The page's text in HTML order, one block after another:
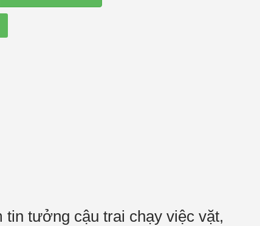
tin tưởng cậu trai chạy việc vặt,